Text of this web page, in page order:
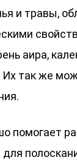
и травы,
аира,
так же
помогает
для